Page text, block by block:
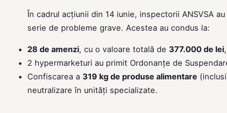
În cadrul acțiunii din 14 iunie, inspectorii ANSVSA
serie de probleme grave. Acestea au condus la:
28 de amenzi, cu o valoare totală de 377.000 de lei,
2 hypermarketuri au primit Ordonanțe de
Confiscarea a 319 kg de produse alimentare
neutralizare în unități specializate.